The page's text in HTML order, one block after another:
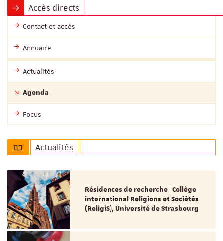
Accès directs
Contact et accès
Annuaire
Actualités
Agenda
Focus
Actualités
Résidences de recherche | Collège
international Religions et Sociétés
(ReligiS), Université de Strasbourg